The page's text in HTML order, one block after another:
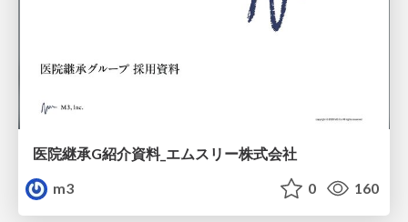
医院継承G紹介資料_エムスリー株式会社
m3
0 160